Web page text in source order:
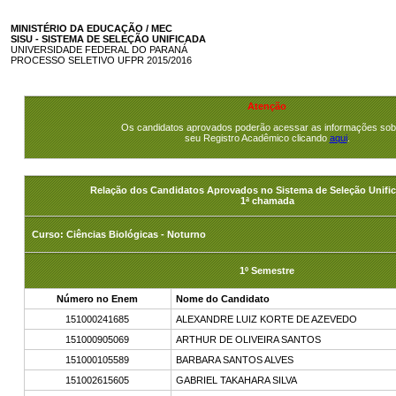
MINISTÉRIO DA EDUCAÇÃO / MEC
SISU - SISTEMA DE SELEÇÃO UNIFICADA
UNIVERSIDADE FEDERAL DO PARANÁ
PROCESSO SELETIVO UFPR 2015/2016
Atenção
Os candidatos aprovados poderão acessar as informações
seu Registro Acadêmico clicandoaqui.
Relação dos Candidatos Aprovados no Sistema de Seleção
1ª chamada
Curso: Ciências Biológicas - Noturno
1º Semestre
Número no Enem
Nome do Candidato
151000241685
ALEXANDRE LUIZ KORTE DE AZEVEDO
151000905069
ARTHUR DE OLIVEIRA SANTOS
151000105589
BARBARA SANTOS ALVES
151002615605
GABRIEL TAKAHARA SILVA